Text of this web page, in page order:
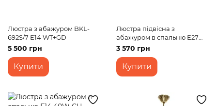
Люстра з абажуром BKL-
692S/7 E14 WT+GD
5 500 грн
Купити
Люстра підвісна з
абажуром в спальню E27
60W CH (BKL-658S/5)
3 570 грн
Купити